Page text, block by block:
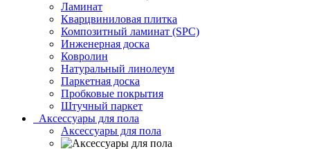
Ламинат
Кварцвиниловая плитка
Композитный ламинат (SPC)
Инженерная доска
Ковролин
Натуральный линолеум
Паркетная доска
Пробковые покрытия
Штучный паркет
Аксессуары для пола
Аксессуары для пола